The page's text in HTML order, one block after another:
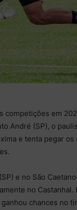
competições em
André (SP), o
e tenta pegar os
e no São
no Castanhal.
chances no